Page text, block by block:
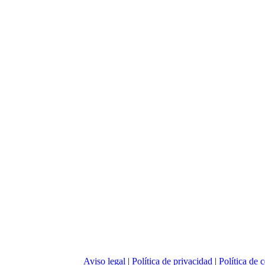
Aviso legal | Política de privacidad | Política de